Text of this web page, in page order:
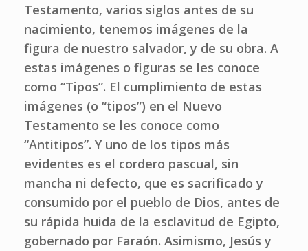
Testamento, varios siglos antes de su
nacimiento, tenemos imágenes de la
figura de nuestro salvador, y de su obra. A
estas imágenes o figuras se les conoce
como “Tipos”. El cumplimiento de estas
imágenes (o “tipos”) en el Nuevo
Testamento se les conoce como
“Antitipos”. Y uno de los tipos más
evidentes es el cordero pascual, sin
mancha ni defecto, que es sacrificado y
consumido por el pueblo de Dios, antes de
su rápida huida de la esclavitud de Egipto,
gobernado por Faraón. Asimismo, Jesús y